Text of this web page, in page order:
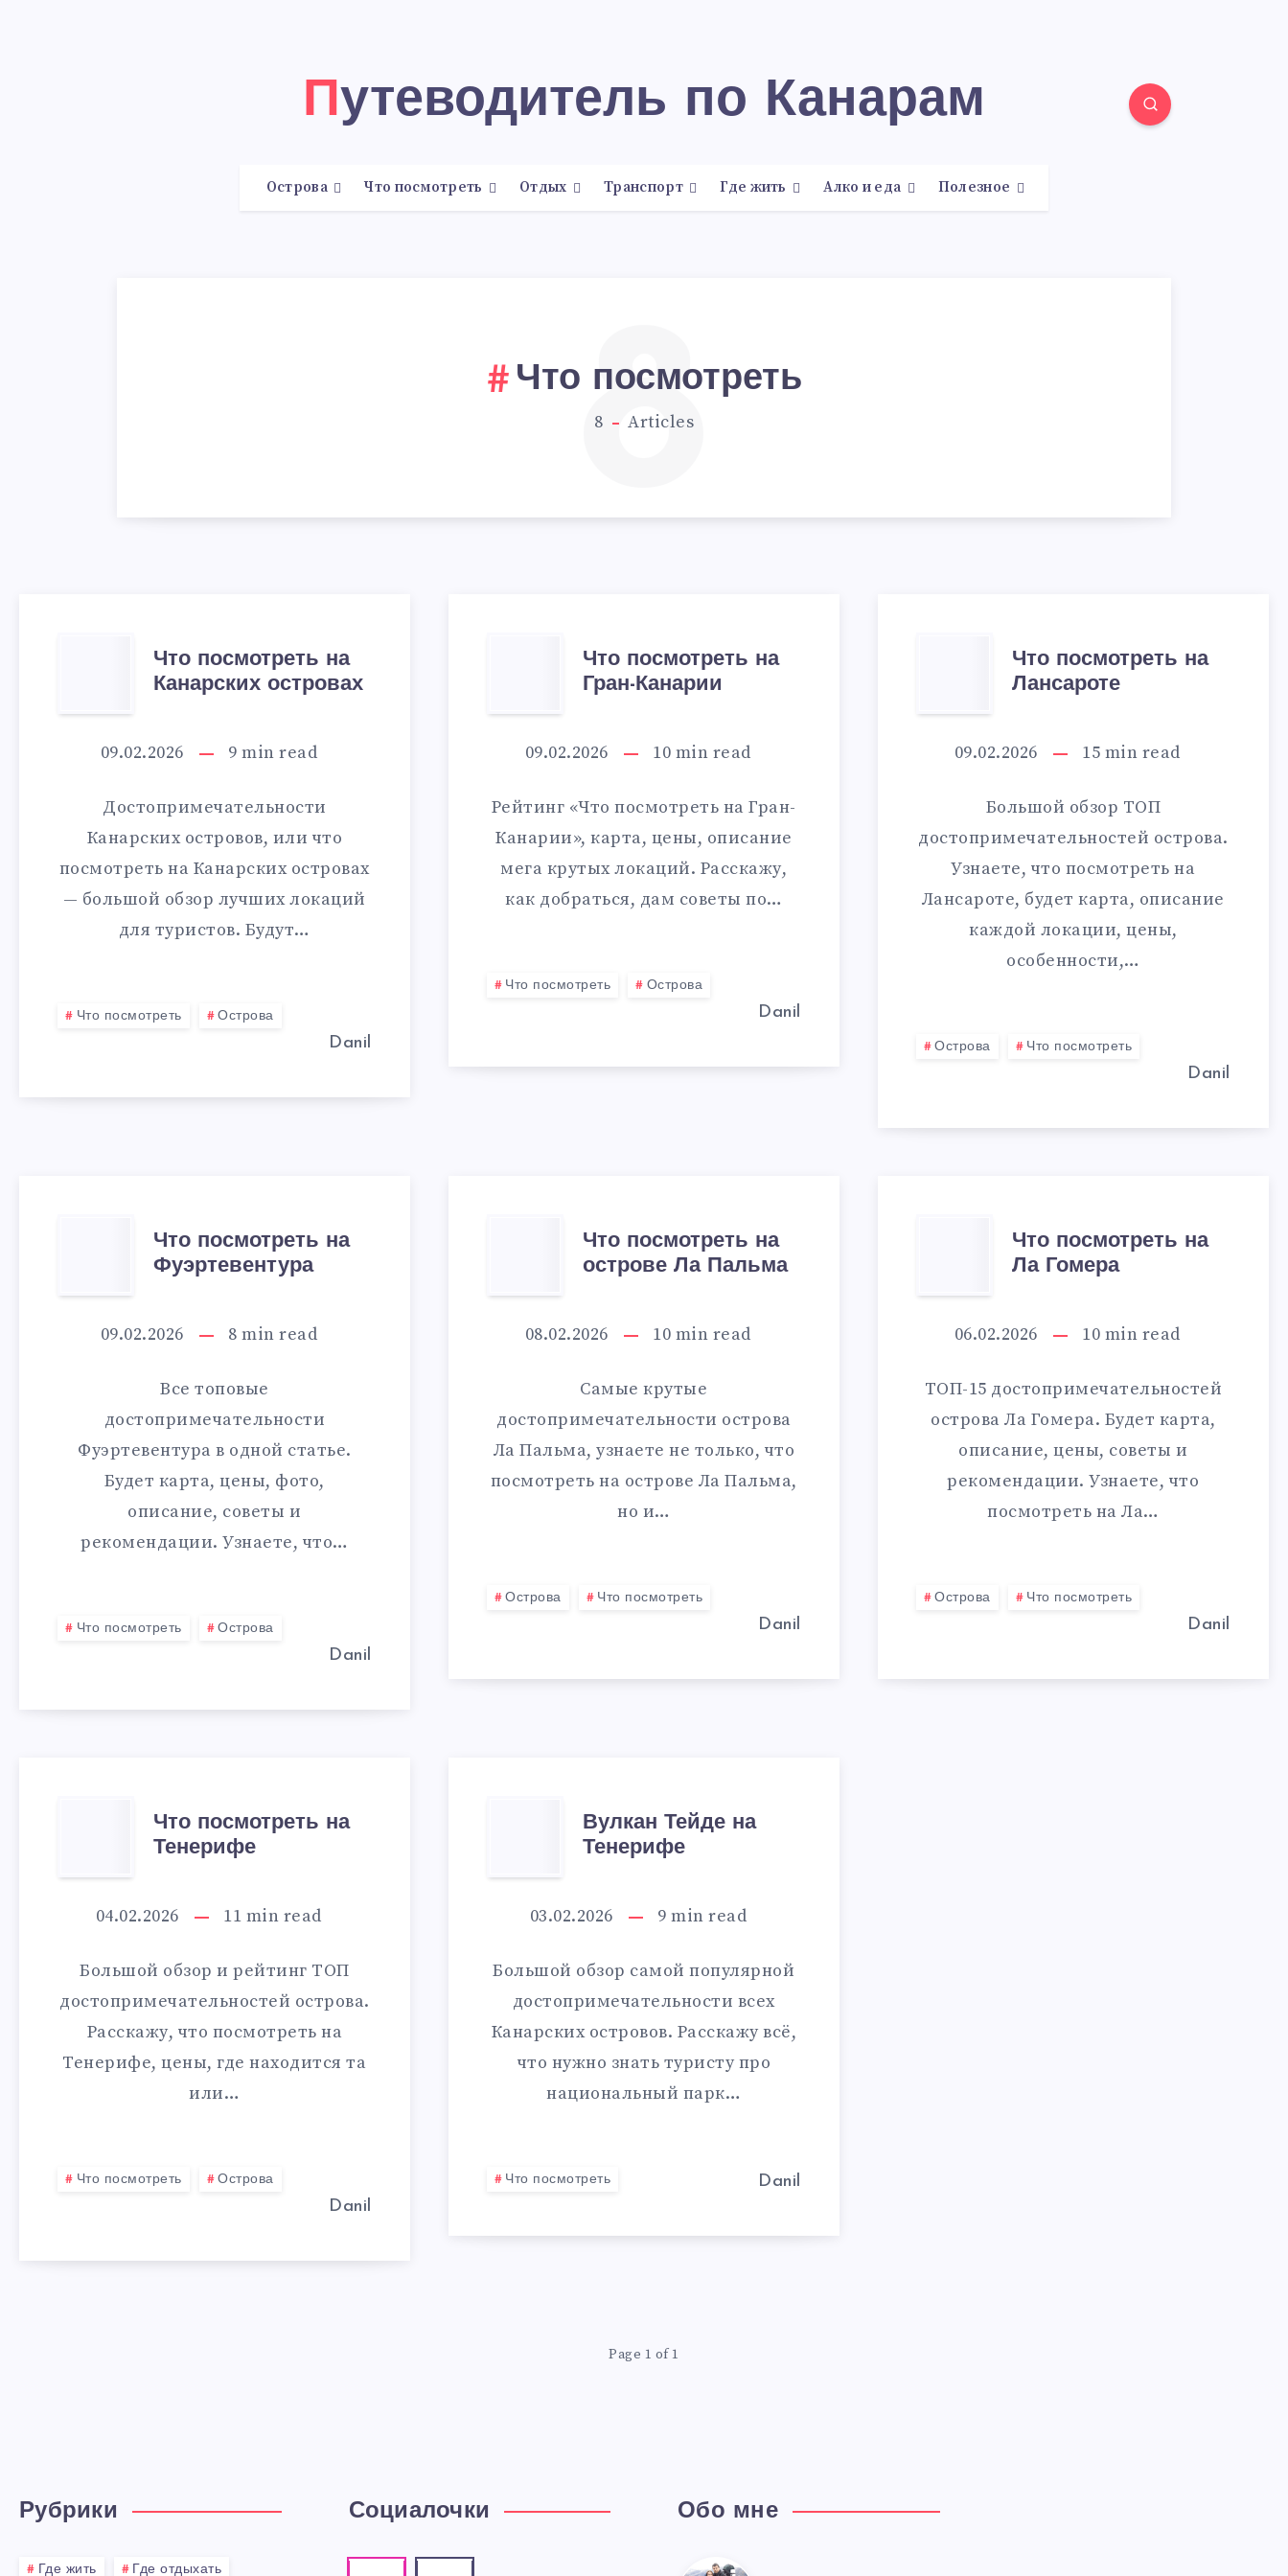
Путеводитель по Канарам
Острова Что посмотреть Отдых Транспорт Где жить Алко и еда Полезное
Что посмотреть
8 Articles
8
ПОСМОТРЕТЬ
НА
КАНАРСКИХ
ОСТРОВАХ
Что посмотреть на
Канарских островах
09.02.2026 9 min read
Достопримечательности
Канарских островов, или что
посмотреть на Канарских островах
— большой обзор лучших локаций
для туристов. Будут…
Что посмотреть Острова
Danil
ПОСМОТРЕТЬ
НА
ГРАН-
КАНАРИИ
Что посмотреть на
Гран-Канарии
09.02.2026 10 min read
Рейтинг «Что посмотреть на Гран-
Канарии», карта, цены, описание
мега крутых локаций. Расскажу,
как добраться, дам советы по…
Что посмотреть Острова
Danil
ПОСМОТРЕТЬ
НА
ЛАНСАРОТЕ
Что посмотреть на
Лансароте
09.02.2026 15 min read
Большой обзор ТОП
достопримечательностей острова.
Узнаете, что посмотреть на
Лансароте, будет карта, описание
каждой локации, цены,
особенности,…
Острова Что посмотреть
Danil
ПОСМОТРЕТЬ
НА
ФУЭРТЕВЕНТУРА
Что посмотреть на
Фуэртевентура
09.02.2026 8 min read
Все топовые
достопримечательности
Фуэртевентура в одной статье.
Будет карта, цены, фото,
описание, советы и
рекомендации. Узнаете, что…
Что посмотреть Острова
Danil
ПОСМОТРЕТЬ
НА
ОСТРОВЕ
ЛА
ПАЛЬМА
Что посмотреть на
острове Ла Пальма
08.02.2026 10 min read
Самые крутые
достопримечательности острова
Ла Пальма, узнаете не только, что
посмотреть на острове Ла Пальма,
но и…
Острова Что посмотреть
Danil
ПОСМОТРЕТЬ
НА
ЛА
ГОМЕРА
Что посмотреть на
Ла Гомера
06.02.2026 10 min read
ТОП-15 достопримечательностей
острова Ла Гомера. Будет карта,
описание, цены, советы и
рекомендации. Узнаете, что
посмотреть на Ла…
Острова Что посмотреть
Danil
ПОСМОТРЕТЬ
НА
ТЕНЕРИФЕ
Что посмотреть на
Тенерифе
04.02.2026 11 min read
Большой обзор и рейтинг ТОП
достопримечательностей острова.
Расскажу, что посмотреть на
Тенерифе, цены, где находится та
или…
Что посмотреть Острова
Danil
ВУЛКАН
ТЕЙДЕ
НА
ТЕНЕРИФЕ
Вулкан Тейде на
Тенерифе
03.02.2026 9 min read
Большой обзор самой популярной
достопримечательности всех
Канарских островов. Расскажу всё,
что нужно знать туристу про
национальный парк…
Что посмотреть Danil
Page 1 of 1
Рубрики
Где жить Где отдыхать
Социалочки Обо мне